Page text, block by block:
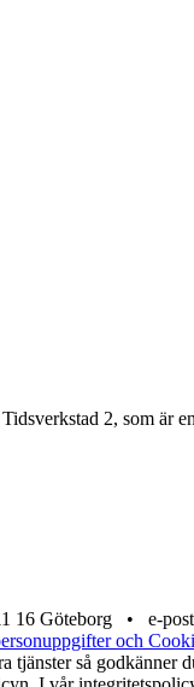
2, som är
16 Göteborg • e-
och
tjänster så